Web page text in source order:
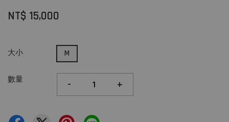
NT$ 15,000
大小 M
數量 - +